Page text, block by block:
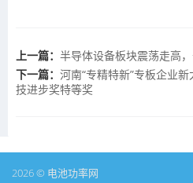
上一篇： 半导体设备板块震荡走高
下一篇： 河南“专精特新”专板企业
技进步奖特等奖
2026 © 电池功率网